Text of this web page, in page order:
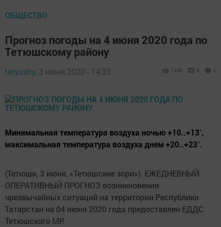
ОБЩЕСТВО
Прогноз погоды на 4 июня 2020 года по
Тетюшскому району
tetyushy, 3 июня 2020 - 14:33 1238 0 0
Минимальная температура воздуха ночью +10..+13˚,
максимальная температура воздуха днем +20..+23˚.
(Тетюши, 3 июня, «Тетюшские зори»). ЕЖЕДНЕВНЫЙ
ОПЕРАТИВНЫЙ ПРОГНОЗ возникновения
чрезвычайных ситуаций на территории Республики
Татарстан на 04 июня 2020 года предоставлен ЕДДС
Тетюшского МР.